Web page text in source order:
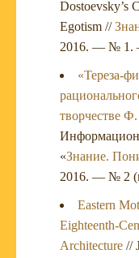
Dostoevsky’s
Egotism //
2016. — № 1.
«Тереза-
творчестве
«Знание.
2016. — № 2
Eastern
Eighteenth-
Architecture //